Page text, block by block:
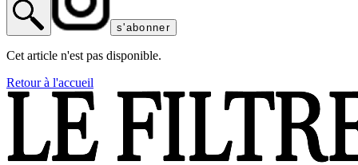
s'abonner
Cet article n'est pas disponible.
Retour à l'accueil